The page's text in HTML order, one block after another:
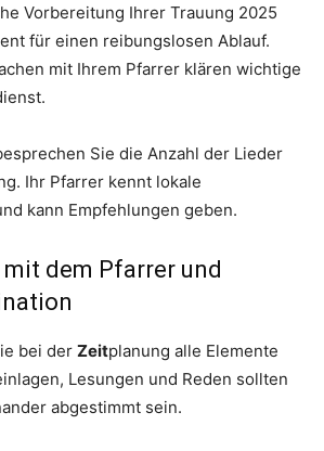
Vorbereitung Ihrer Trauung 2025
für einen reibungslosen Ablauf.
mit Ihrem Pfarrer klären wichtige
Sie die Anzahl der Lieder
Ihr Pfarrer kennt lokale
kann Empfehlungen geben.
dem Pfarrer und
bei der Zeitplanung alle Elemente
Lesungen und Reden sollten
abgestimmt sein.